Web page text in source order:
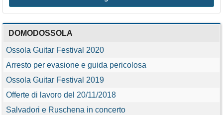
DOMODOSSOLA
Ossola Guitar Festival 2020
Arresto per evasione e guida pericolosa
Ossola Guitar Festival 2019
Offerte di lavoro del 20/11/2018
Salvadori e Ruschena in concerto